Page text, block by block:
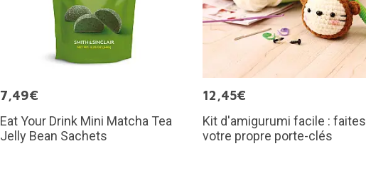
7,49€
Eat Your Drink Mini Matcha Tea
Jelly Bean Sachets
12,45€
Kit d'amigurumi facile : faites
votre propre porte-clés